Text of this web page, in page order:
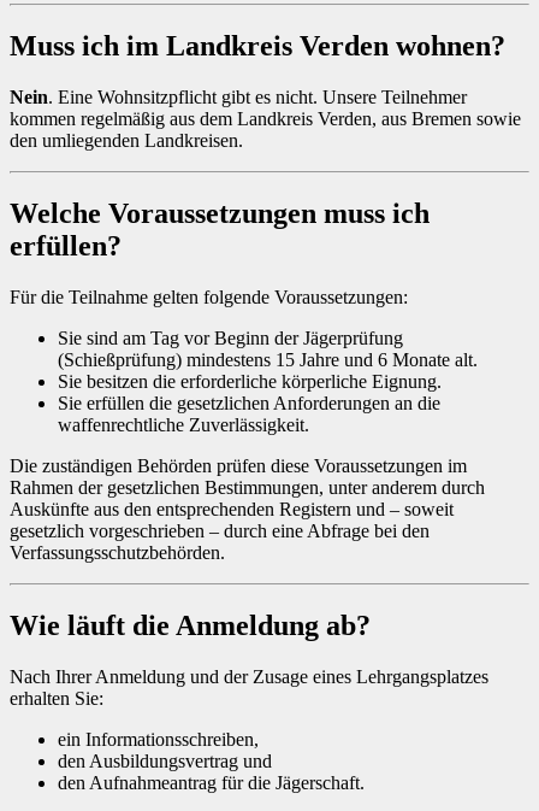
Muss ich im Landkreis Verden wohnen?
Nein. Eine Wohnsitzpflicht gibt es nicht. Unsere Teilnehmer
kommen regelmäßig aus dem Landkreis Verden, aus Bremen sowie
den umliegenden Landkreisen.
Welche Voraussetzungen muss ich
erfüllen?
Für die Teilnahme gelten folgende Voraussetzungen:
Sie sind am Tag vor Beginn der Jägerprüfung
(Schießprüfung) mindestens 15 Jahre und 6 Monate alt.
Sie besitzen die erforderliche körperliche Eignung.
Sie erfüllen die gesetzlichen Anforderungen an die
waffenrechtliche Zuverlässigkeit.
Die zuständigen Behörden prüfen diese Voraussetzungen im
Rahmen der gesetzlichen Bestimmungen, unter anderem durch
Auskünfte aus den entsprechenden Registern und – soweit
gesetzlich vorgeschrieben – durch eine Abfrage bei den
Verfassungsschutzbehörden.
Wie läuft die Anmeldung ab?
Nach Ihrer Anmeldung und der Zusage eines Lehrgangsplatzes
erhalten Sie:
ein Informationsschreiben,
den Ausbildungsvertrag und
den Aufnahmeantrag für die Jägerschaft.